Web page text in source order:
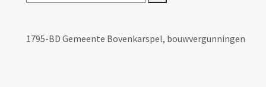
1795-BD Gemeente Bovenkarspel, bouwvergunningen